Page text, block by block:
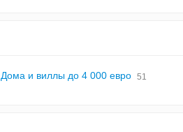
Дома и виллы до 4 000 евро 51